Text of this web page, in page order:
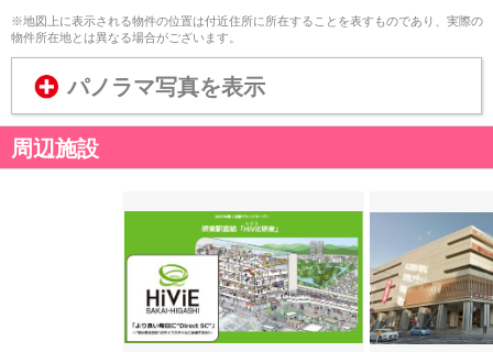
※地図上に表示される物件の位置は付近住所に所在することを表すものであり、実際の
物件所在地とは異なる場合がございます。
パノラマ写真を表示
周辺施設